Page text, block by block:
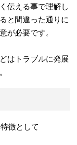
伝える事で理解し
と間違った通りに
が必要です。
はトラブルに発展
徴として